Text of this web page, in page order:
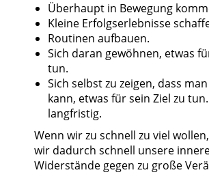
Überhaupt in Bewegung
Kleine Erfolgserlebnisse
Routinen aufbauen.
Sich daran gewöhnen, etwas
tun.
Sich selbst zu zeigen, dass
kann, etwas für sein Ziel zu
langfristig.
Wenn wir zu schnell zu viel
wir dadurch schnell unsere
Widerstände gegen zu große